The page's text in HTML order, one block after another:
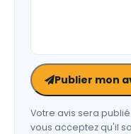
Publier mon
Votre avis sera
vous acceptez qu'il